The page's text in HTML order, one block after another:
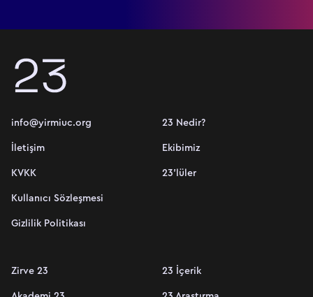
info@yirmiuc.org
İletişim
KVKK
Kullanıcı Sözleşmesi
Gizlilik Politikası
23 Nedir?
Ekibimiz
23'lüler
Zirve 23 23 İçerik